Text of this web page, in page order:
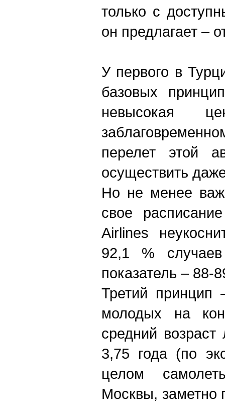
только с
он предлагает –
У первого в
базовых
невысокая
перелет этой
осуществить
Но не менее
свое
Airlines
92,1 % случаев
показатель – 88-
Третий
молодых на
средний
3,75 года (по
целом
Москвы, заметно